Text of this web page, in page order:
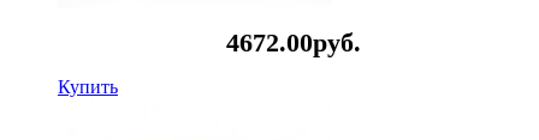
4672.00руб.
Купить